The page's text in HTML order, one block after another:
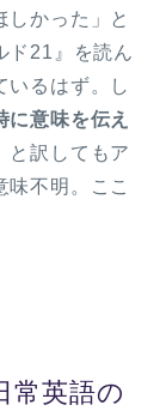
しかった」と
ド21』を読ん
いるはず。し
に意味を伝え
と訳してもア
味不明。ここ
常英語の